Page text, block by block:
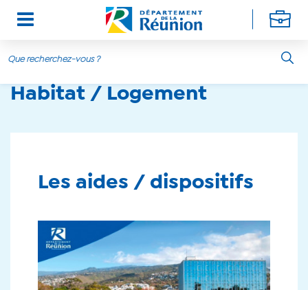
Aller au contenu principal
Habitat / Logement
Les aides / dispositifs